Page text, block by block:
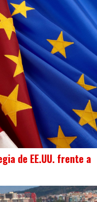
de EE.UU. frente a